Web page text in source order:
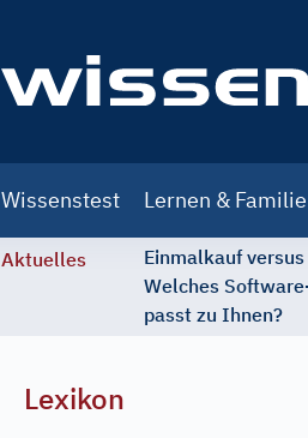
navigation
Wissenstest Lernen & Familie
Aktuelles
Einmalkauf
Welches
passt zu Ihnen?
Lexikon